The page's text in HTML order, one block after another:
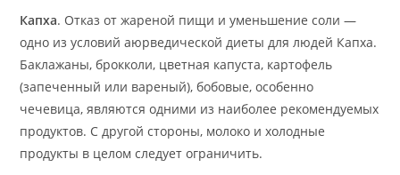
Капха. Отказ от жареной пищи и уменьшение соли —
одно из условий аюрведической диеты для людей Капха.
Баклажаны, брокколи, цветная капуста, картофель
(запеченный или вареный), бобовые, особенно
чечевица, являются одними из наиболее рекомендуемых
продуктов. С другой стороны, молоко и холодные
продукты в целом следует ограничить.